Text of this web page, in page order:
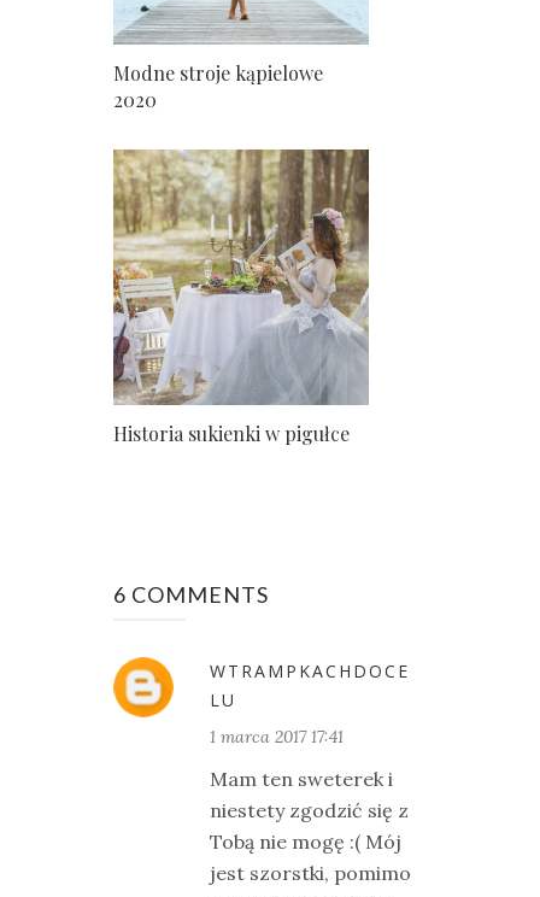
Modne stroje kąpielowe
2020
Historia sukienki w pigułce
6 COMMENTS
WTRAMPKACHDOCE
LU
1 marca 2017 17:41
Mam ten sweterek i
niestety zgodzić się z
Tobą nie mogę :( Mój
jest szorstki, pomimo